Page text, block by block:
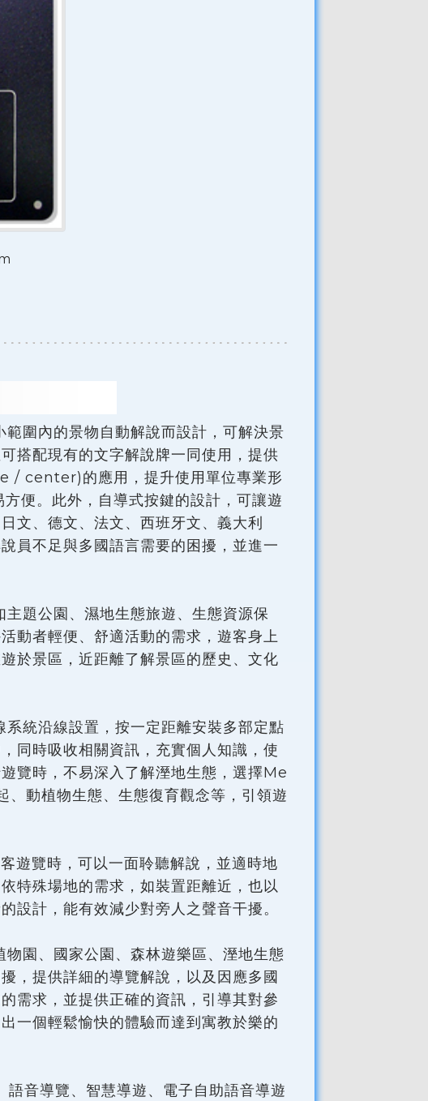
圍內的景物自動解說而設計，可解決景
搭配現有的文字解說牌一同使用，提供
/ center)的應用，提升使用單位專業形
便。此外，自導式按鍵的設計，可讓遊
文、德文、法文、西班牙文、義大利
員不足與多國語言需要的困擾，並進一
題公園、濕地生態旅遊、生態資源保
動者輕便、舒適活動的需求，遊客身上
於景區，近距離了解景區的歷史、文化
統沿線設置，按一定距離安裝多部定點
同時吸收相關資訊，充實個人知識，使
覽時，不易深入了解溼地生態，選擇Me
動植物生態、生態復育觀念等，引領遊
遊覽時，可以一面聆聽解說，並適時地
特殊場地的需求，如裝置距離近，也以
設計，能有效減少對旁人之聲音干擾。
園、國家公園、森林遊樂區、溼地生態
，提供詳細的導覽解說，以及因應多國
需求，並提供正確的資訊，引導其對參
一個輕鬆愉快的體驗而達到寓教於樂的
音導覽、智慧導遊、電子自助語音導遊